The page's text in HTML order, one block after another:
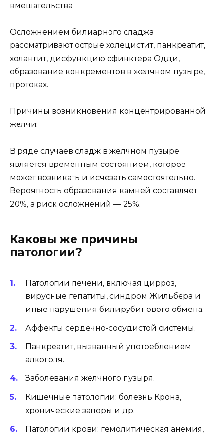
вмешательства.
Осложнением билиарного сладжа
рассматривают острые холецистит, панкреатит,
холангит, дисфункцию сфинктера Одди,
образование конкрементов в желчном пузыре,
протоках.
Причины возникновения концентрированной
желчи:
В ряде случаев сладж в желчном пузыре
является временным состоянием, которое
может возникать и исчезать самостоятельно.
Вероятность образования камней составляет
20%, а риск осложнений — 25%.
Каковы же причины
патологии?
Патологии печени, включая цирроз,
вирусные гепатиты, синдром Жильбера и
иные нарушения билирубинового обмена.
Аффекты сердечно-сосудистой системы.
Панкреатит, вызванный употреблением
алкоголя.
Заболевания желчного пузыря.
Кишечные патологии: болезнь Крона,
хронические запоры и др.
Патологии крови: гемолитическая анемия,